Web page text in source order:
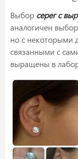
Выбор серег с
аналогичен
но с некоторыми
связанными с
выращены в